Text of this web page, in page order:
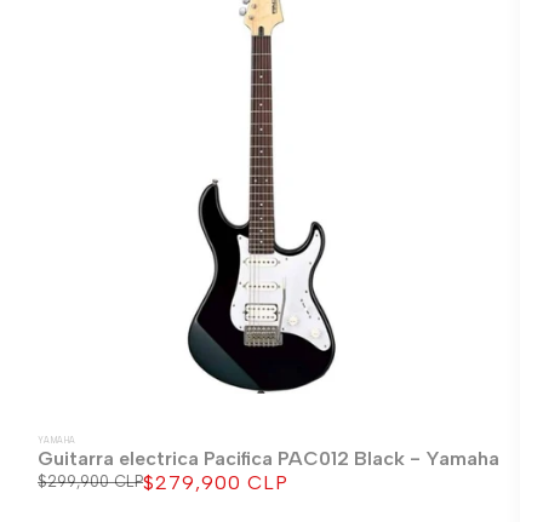
YAMAHA
Guitarra electrica Pacifica PAC012 Black - Yamaha
Precio
$299,900 CLPPrecio
$279,900 CLP